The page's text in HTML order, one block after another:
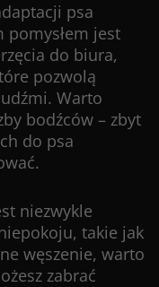
psa
jest
do biura,
pozwolą
Warto
bodźców – zbyt
do psa
niezwykle
takie jak
węszenie, warto
zabrać